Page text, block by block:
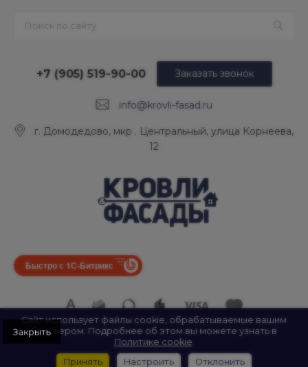
info@krovli-fasad.ru
+7 (905) 519-90-00
г. Домодедово, мкр . Центральный, улица Корнеева,
12
Заказать звонок
Быстро с 1С-Битрикс
© 2026 ООО «КРОВЛИ И ФАСАДЫ», Все права защищены.
ИП Найда А. А. ИНН: 500907922547
Сайт использует файлы cookie, обрабатываемые вашим
браузером. Подробнее об этом вы можете узнать в
Политике cookie.
Принять
Настроить Отклонить